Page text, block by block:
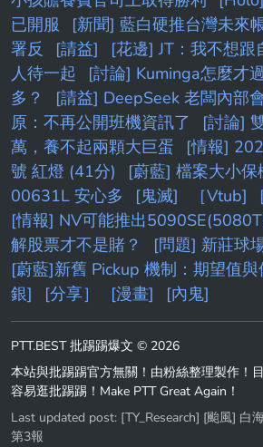
已開服
[新聞] 藍白硬推台灣未來
署反
[請益]
[花邊] JT：我不想
人待一起
[討論] Kuminga怎麼才
多？
[請益] DeepSeek 老闆內部
原：不再公開班機資訊了
[討論]
萬，養不起兩顆大巨蛋
[情報]
號 紅燈 (41分)
[蔚藍] 檔案大小保
00631L 安心多
[鬼滅] ［Vtub]
[情報] NV可能推出
解股票才不是賭？
[問題] 新莊球
[蔚藍]新舊 Pickup 機制：期望值
銀]
[分享］ [漫畫] [內鬼]
PTT.BEST 批踢踢爆文 © 2026
本站與批踢踢官方無關！由粉絲整理製作！
容易逛批踢踢！Make PTT Great Again！
Last updated post: [TY_Research] [颱風] 白
第3報